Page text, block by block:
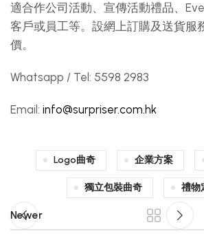
適合作公司活動、宣傳活動禮品、
客戶或員工等。設網上訂購及送貨服
價。
Whatsapp / Tel: 5598 2983
Email: info@surpriser.com.hk
Logo曲奇 企業方案
獨立包裝曲奇 禮物
Newer